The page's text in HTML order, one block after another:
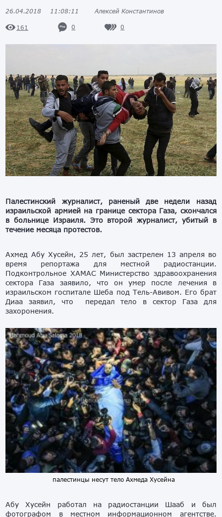
26.04.2018 11:08:11 Алексей Константинов
161 0 0
Палестинский журналист, раненый две недели назад
израильской армией на границе сектора Газа, скончался
в больнице Израиля. Это второй журналист, убитый в
течение месяца протестов.
Ахмед Абу Хусейн, 25 лет, был застрелен 13 апреля во
время репортажа для местной радиостанции.
Подконтрольное ХАМАС Министерство здравоохранения
сектора Газа заявило, что он умер после лечения в
израильском госпитале Шеба под Тель-Авивом. Его брат
Диаа заявил, что передал тело в сектор Газа для
захоронения.
палестинцы несут тело Ахмеда Хусейна
Абу Хусейн работал на радиостанции Шааб и был
фотографом в местном информационном агентстве.